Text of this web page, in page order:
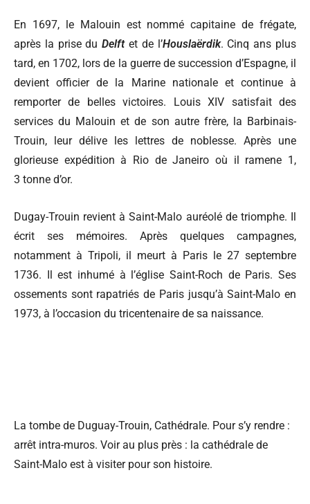
En 1697, le Malouin est nommé capitaine de frégate,
après la prise duDelftet de l’Houslaërdik. Cinq ans plus
tard, en 1702, lors de la guerre de succession d’Espagne, il
devient officier de la Marine nationale et continue à
remporter de belles victoires. Louis XIV satisfait des
services du Malouin et de son autre frère, la Barbinais-
Trouin, leur délive les lettres de noblesse. Après une
glorieuse expédition à Rio de Janeiro où il ramene 1,
3 tonne d’or.
Dugay-Trouin revient à Saint-Malo auréolé de triomphe. Il
écrit ses mémoires. Après quelques campagnes,
notamment à Tripoli, il meurt à Paris le 27 septembre
1736. Il est inhumé à l’église Saint-Roch de Paris. Ses
ossements sont rapatriés de Paris jusqu’à Saint-Malo en
1973, à l’occasion du tricentenaire de sa naissance.
La tombe de Duguay-Trouin, Cathédrale. Pour s’y rendre :
arrêt intra-muros. Voir au plus près : la cathédrale de
Saint-Malo est à visiter pour son histoire.